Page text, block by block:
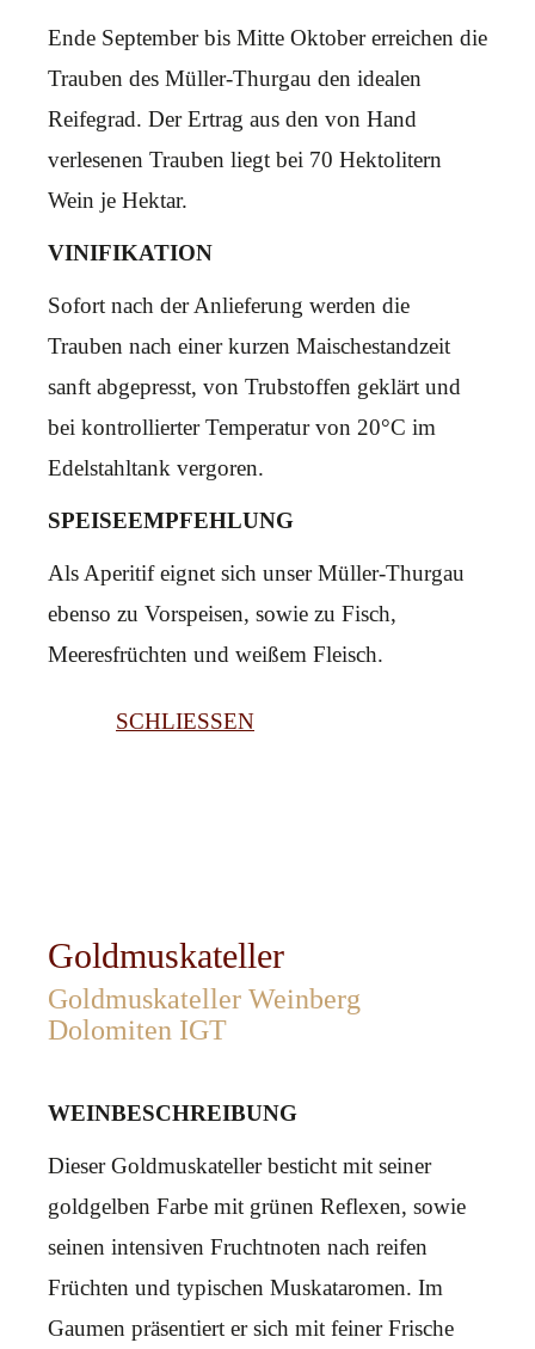
Ende September bis Mitte Oktober erreichen die
Trauben des Müller-Thurgau den idealen
Reifegrad. Der Ertrag aus den von Hand
verlesenen Trauben liegt bei 70 Hektolitern
Wein je Hektar.
VINIFIKATION
Sofort nach der Anlieferung werden die
Trauben nach einer kurzen Maischestandzeit
sanft abgepresst, von Trubstoffen geklärt und
bei kontrollierter Temperatur von 20°C im
Edelstahltank vergoren.
SPEISEEMPFEHLUNG
Als Aperitif eignet sich unser Müller-Thurgau
ebenso zu Vorspeisen, sowie zu Fisch,
Meeresfrüchten und weißem Fleisch.
SCHLIESSEN
Goldmuskateller
Goldmuskateller Weinberg
Dolomiten IGT
WEINBESCHREIBUNG
Dieser Goldmuskateller besticht mit seiner
goldgelben Farbe mit grünen Reflexen, sowie
seinen intensiven Fruchtnoten nach reifen
Früchten und typischen Muskataromen. Im
Gaumen präsentiert er sich mit feiner Frische